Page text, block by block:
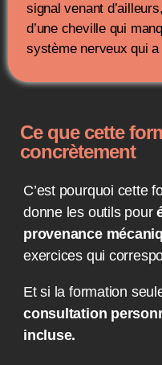
signal venant
d’une cheville qui
système nerveux qui
Ce que cette
concrètement
C’est pourquoi cette
donne les outils pour
provenance
exercices qui
Et si la formation
consultation
incluse.